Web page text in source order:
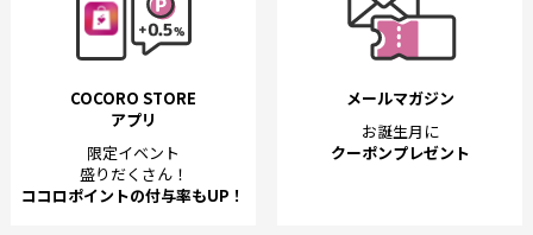
COCORO STORE
アプリ
限定イベント
盛りだくさん！
ココロポイントの付与率もUP！
メールマガジン
お誕生月に
クーポンプレゼント